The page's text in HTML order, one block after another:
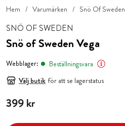
Hem Varumärken Snö Of Sweden
SNÖ OF SWEDEN
Snö of Sweden Vega
Webblager:
Beställningsvara
Välj butik för att se lagerstatus
Pris:399 kr
399 kr